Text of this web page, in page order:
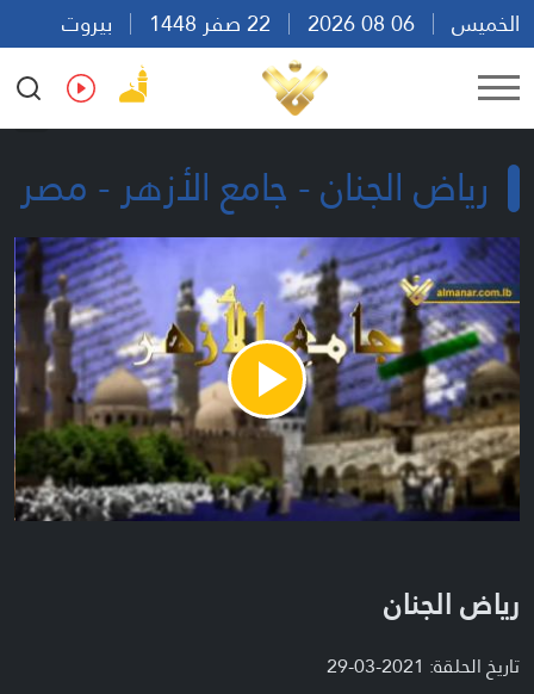
الخميس
بيروت
18:02
Ar En Fr Es
رياض الجنان - جامع الأزهر - مصر
Play
Video
رياض الجنان
تاريخ الحلقة: 2021-03-29